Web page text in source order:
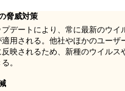
脅威対策
プデートにより、常に最新のウイ
用される。他社やほかのユーザ
反映されるため、新種のウイルス
。